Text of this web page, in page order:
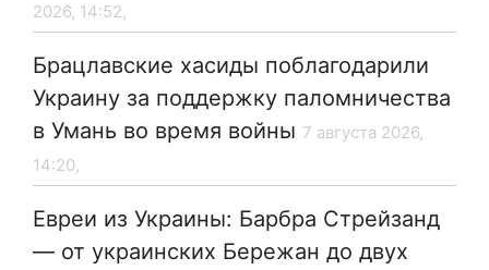
2026, 14:52,
Брацлавские хасиды поблагодарили
Украину за поддержку паломничества
в Умань во время войны 7 августа 2026,
14:20,
Евреи из Украины: Барбра Стрейзанд
— от украинских Бережан до двух